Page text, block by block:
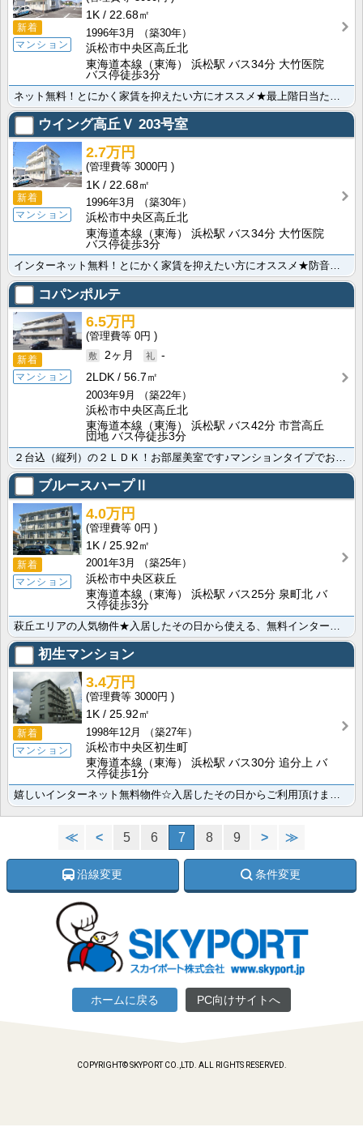
新着
マンション
1K
22.68㎡
1996年3月
（築30年）
浜松市中央区高丘北
東海道本線（東海） 浜松駅 バス34分 大竹医院
バス停徒歩3分
ウイング高丘Ｖ 203号室
新着
マンション
2.7万円
3000円
1K
22.68㎡
1996年3月
（築30年）
浜松市中央区高丘北
東海道本線（東海） 浜松駅 バス34分 大竹医院
バス停徒歩3分
コパンポルテ
新着
マンション
6.5万円
0円
2ヶ月
-
2LDK
56.7㎡
2003年9月
（築22年）
浜松市中央区高丘北
東海道本線（東海） 浜松駅 バス42分 市営高丘
団地 バス停徒歩3分
ブルースハープⅡ
新着
マンション
4.0万円
0円
1K
25.92㎡
2001年3月
（築25年）
浜松市中央区萩丘
東海道本線（東海） 浜松駅 バス25分 泉町北 バ
ス停徒歩3分
萩丘エリアの人気物件★入居したその日から使える、無料インターネット完備♪女性の方も安心のバス、洗面所･･･
初生マンション
新着
マンション
3.4万円
3000円
1K
25.92㎡
1998年12月
（築27年）
浜松市中央区初生町
東海道本線（東海） 浜松駅 バス30分 追分上 バ
ス停徒歩1分
嬉しいインターネット無料物件☆入居したその日からご利用頂けます！周辺は商業施設に恵まれ、またバスの本･･･
≪ < 5 6 7 8 9 > ≫
沿線変更 条件変更
ホームに戻る PC向けサイトへ
COPYRIGHT© SKYPORT CO.,LTD. ALL RIGHTS RESERVED.